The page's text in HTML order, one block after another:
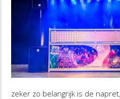
zeker zo belangrijk is de